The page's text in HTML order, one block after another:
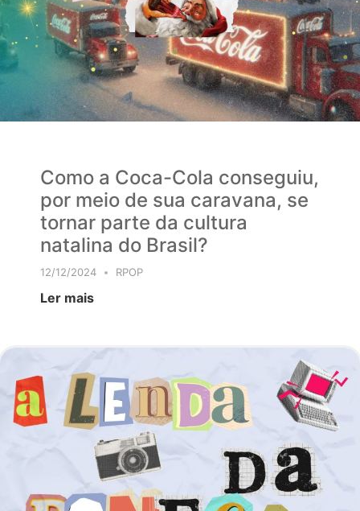
Como a Coca-Cola conseguiu,
por meio de sua caravana, se
tornar parte da cultura
natalina do Brasil?
12/12/2024 RPOP
Ler mais